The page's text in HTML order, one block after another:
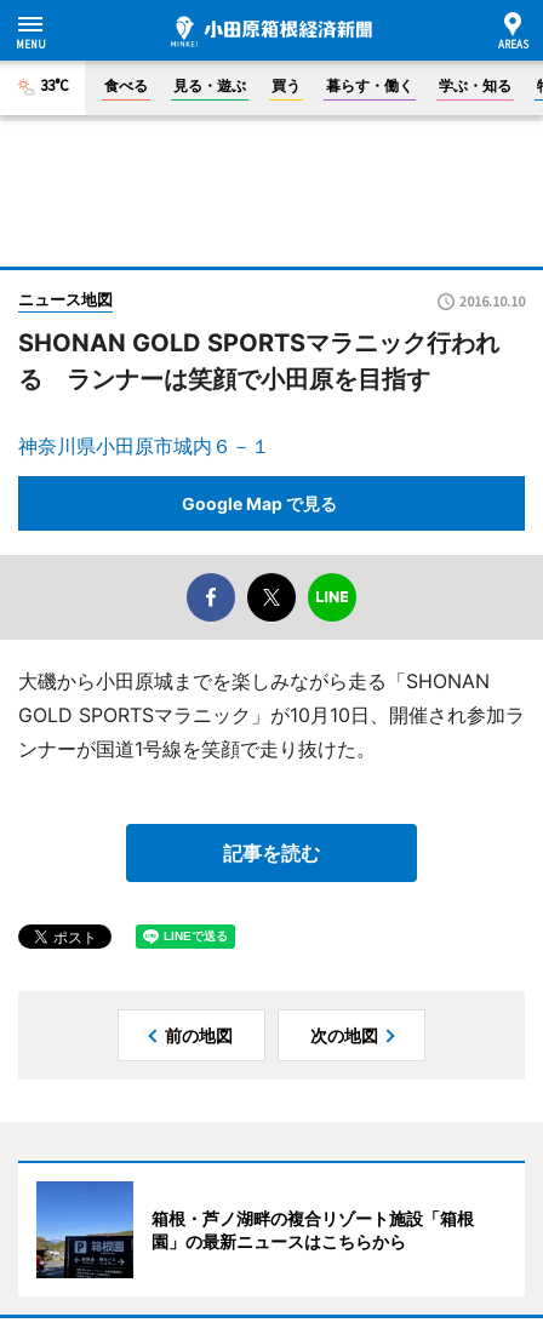
33°C 食べる 見る・遊ぶ 買う 暮らす・働く 学ぶ・知る
ニュース地図 2016.10.10
SHONAN GOLD SPORTSマラニック行われ
る ランナーは笑顔で小田原を目指す
神奈川県小田原市城内６－１
Google Map で見る
大磯から小田原城までを楽しみながら走る「SHONAN
GOLD SPORTSマラニック」が10月10日、開催され参加ラ
ンナーが国道1号線を笑顔で走り抜けた。
記事を読む
前の地図 次の地図
箱根・芦ノ湖畔の複合リゾート施設「箱根
園」の最新ニュースはこちらから